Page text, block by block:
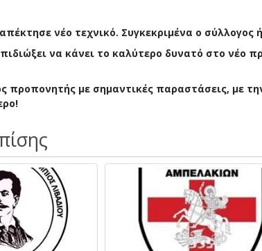
νέο τεχνικό. Συγκεκριμένα ο
να κάνει το καλύτερο δυνατό στο νέο
προπονητής με σημαντικές παραστάσεις, με